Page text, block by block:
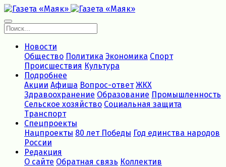
Новости
Общество Политика Экономика Спорт
Происшествия Культура
Подробнее
Акции Афиша Вопрос-ответ ЖКХ
Здравоохранение Образование Промышленность
Сельское хозяйство Социальная защита
Транспорт
Спецпроекты
Нацпроекты 80 лет Победы Год единства народов
России
Редакция
О сайте Обратная связь Коллектив